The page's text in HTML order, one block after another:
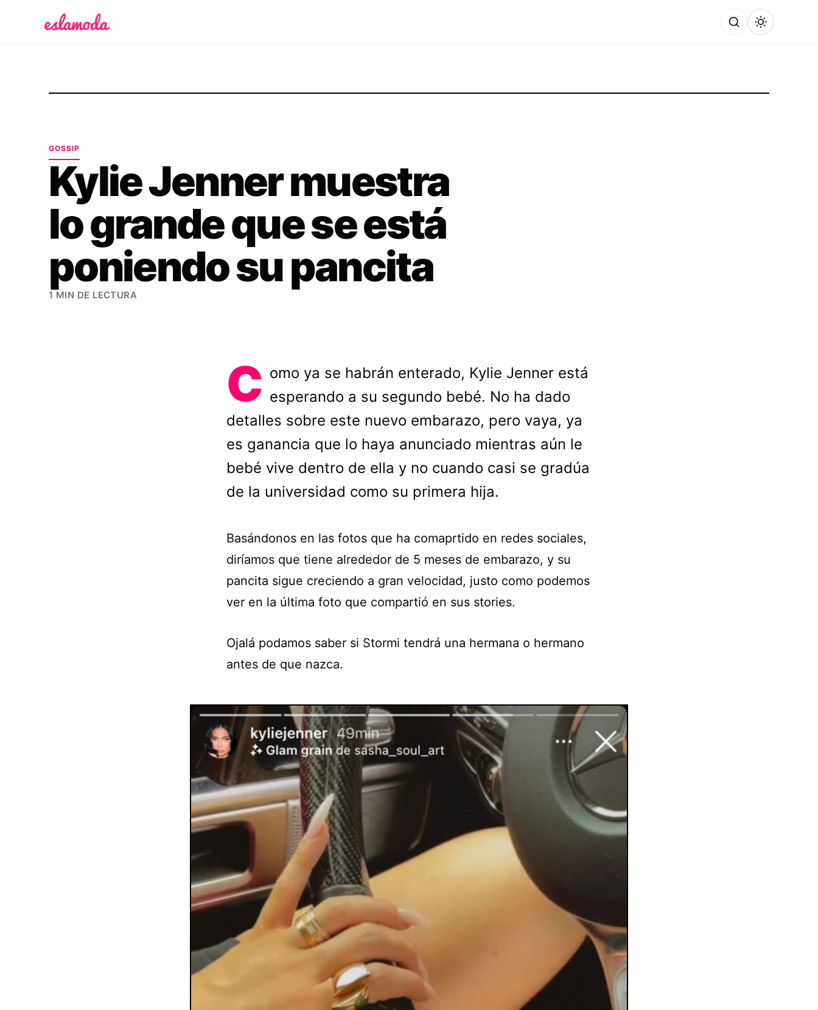
GOSSIP
Kylie Jenner muestra
lo grande que se está
poniendo su pancita
1 MIN DE LECTURA
C omo ya se habrán enterado, Kylie Jenner está
esperando a su segundo bebé. No ha dado
detalles sobre este nuevo embarazo, pero vaya, ya
es ganancia que lo haya anunciado mientras aún le
bebé vive dentro de ella y no cuando casi se gradúa
de la universidad como su primera hija.
Basándonos en las fotos que ha comaprtido en redes sociales,
diríamos que tiene alrededor de 5 meses de embarazo, y su
pancita sigue creciendo a gran velocidad, justo como podemos
ver en la última foto que compartió en sus stories.
Ojalá podamos saber si Stormi tendrá una hermana o hermano
antes de que nazca.